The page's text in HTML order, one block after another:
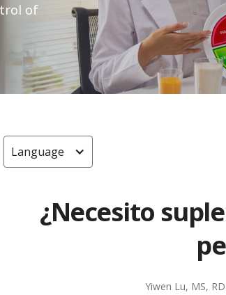
of
Language
¿Necesito
Yiwen Lu, MS, RD